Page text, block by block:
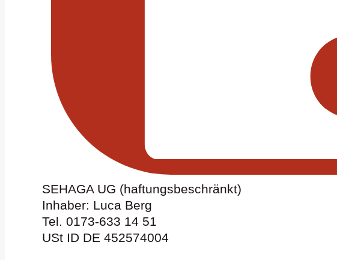
SEHAGA UG (haftungsbeschränkt)
Inhaber: Luca Berg
Tel. 0173-633 14 51
USt ID DE 452574004